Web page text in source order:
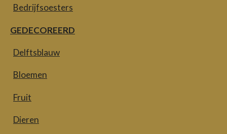
Bedrijfsoesters
GEDECOREERD
Delftsblauw
Bloemen
Fruit
Dieren